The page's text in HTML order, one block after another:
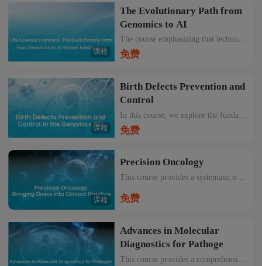
课程
The Evolutionary Path from
Genomics to AI
The course emphasizing that technological innovation, mechanistic understanding, ethical reflection, and AI-enabled integration will jointly shape the future of biological research and precision health.
免费
课程
Birth Defects Prevention and
Control
免费
课程
Precision Oncology
免费
Advances in Molecular
Diagnostics for Pathoge